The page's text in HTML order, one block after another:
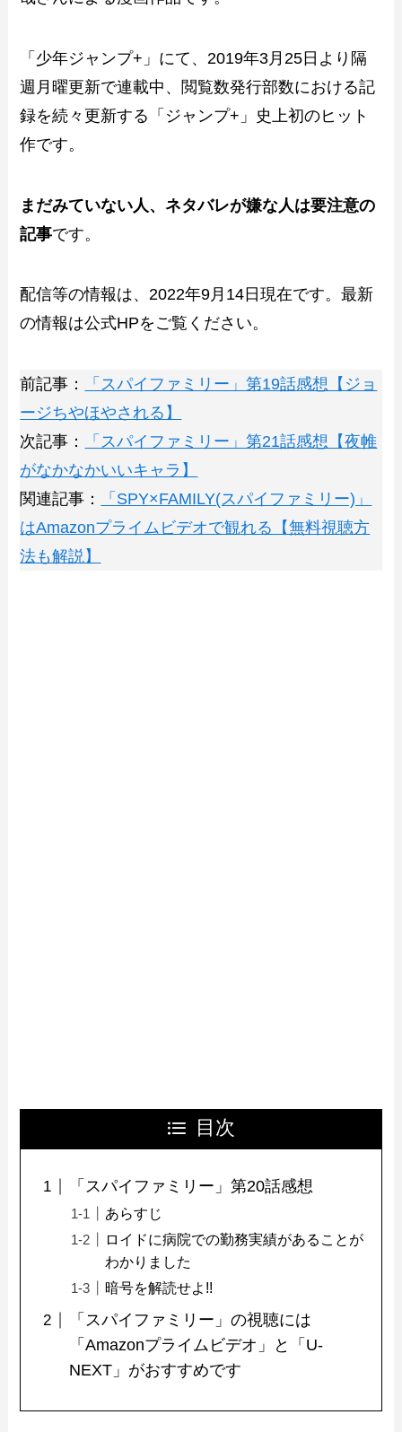
「少年ジャンプ+」にて、2019年3月25日より隔
週月曜更新で連載中、閲覧数発行部数における記
録を続々更新する「ジャンプ+」史上初のヒット
作です。
まだみていない人、ネタバレが嫌な人は要注意の
記事です。
配信等の情報は、2022年9月14日現在です。最新
の情報は公式HPをご覧ください。
前記事：
「スパイファミリー」第19話感想【ジョ
ージちやほやされる】
次記事：
「スパイファミリー」第21話感想【夜帷
がなかなかいいキャラ】
関連記事：
「SPY×FAMILY(スパイファミリー)」
はAmazonプライムビデオで観れる【無料視聴方
法も解説】
目次
「スパイファミリー」第20話感想
あらすじ
ロイドに病院での勤務実績があることが
わかりました
暗号を解読せよ!!
「スパイファミリー」の視聴には
「Amazonプライムビデオ」と「U-
NEXT」がおすすめです